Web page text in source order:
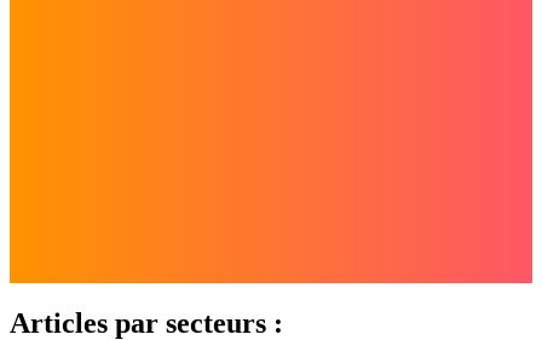
Articles par secteurs :